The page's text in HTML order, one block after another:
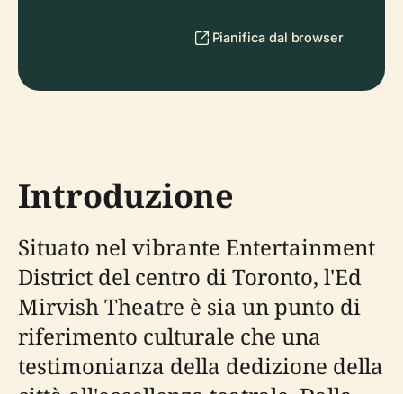
Pianifica dal browser
Introduzione
Situato nel vibrante Entertainment
District del centro di Toronto, l'Ed
Mirvish Theatre è sia un punto di
riferimento culturale che una
testimonianza della dedizione della